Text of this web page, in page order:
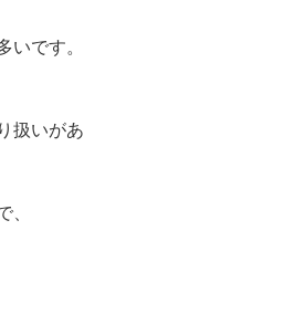
いです。
扱いがあ
、